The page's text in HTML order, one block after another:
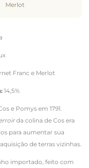
Merlot
Franc e Merlot
14,5%
e Pomys em 1791.
da colina de Cos era
para aumentar sua
de terras vizinhas.
importado, feito com